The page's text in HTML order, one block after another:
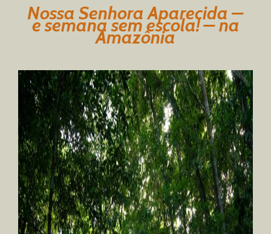
Nossa Senhora Aparecida –
e semana sem escola! – na
Amazônia